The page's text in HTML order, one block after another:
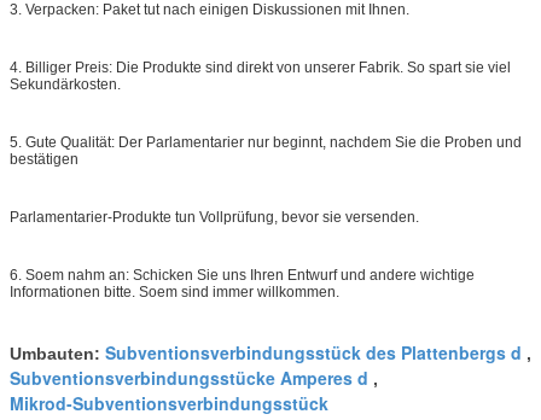
3. Verpacken: Paket tut nach einigen Diskussionen mit Ihnen.
4. Billiger Preis: Die Produkte sind direkt von unserer Fabrik. So spart sie viel
Sekundärkosten.
5. Gute Qualität: Der Parlamentarier nur beginnt, nachdem Sie die Proben und
bestätigen
Parlamentarier-Produkte tun Vollprüfung, bevor sie versenden.
6. Soem nahm an: Schicken Sie uns Ihren Entwurf und andere wichtige
Informationen bitte. Soem sind immer willkommen.
Umbauten: Subventionsverbindungsstück des Plattenbergs d ,
Subventionsverbindungsstücke Amperes d ,
Mikrod-Subventionsverbindungsstück